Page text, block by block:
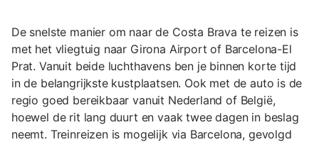
De snelste manier om naar de Costa Brava te reizen is
met het vliegtuig naar Girona Airport of Barcelona-El
Prat. Vanuit beide luchthavens ben je binnen korte tijd
in de belangrijkste kustplaatsen. Ook met de auto is de
regio goed bereikbaar vanuit Nederland of België,
hoewel de rit lang duurt en vaak twee dagen in beslag
neemt. Treinreizen is mogelijk via Barcelona, gevolgd